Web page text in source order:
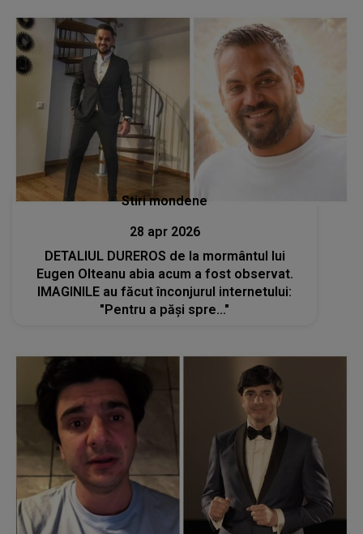
Stiri mondene
28 apr 2026
DETALIUL DUREROS de la mormântul lui
Eugen Olteanu abia acum a fost observat.
IMAGINILE au făcut înconjurul internetului:
"Pentru a păși spre..."